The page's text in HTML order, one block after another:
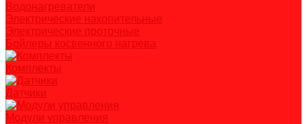
Водонагреватели
Электрические накопительные
Электрические проточные
Бойлеры косвенного нагрева
Комплекты
Датчики
Модули управления